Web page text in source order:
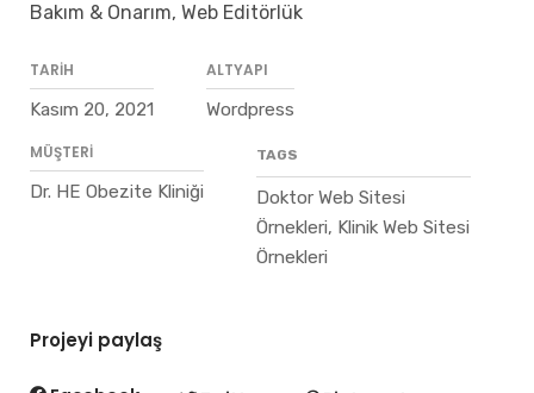
Bakım & Onarım, Web Editörlük
TARIH
Kasım 20, 2021
ALTYAPI
Wordpress
MÜŞTERI
Dr. HE Obezite Kliniği
TAGS
Doktor Web Sitesi
Örnekleri, Klinik Web Sitesi
Örnekleri
Projeyi paylaş